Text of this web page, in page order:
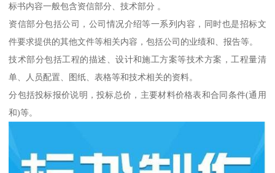
标书内容一般包含资信部分、技术部分 。
资信部分包括公司，公司情况介绍等一系列内容，同时也是招标文
件要求提供的其他文件等相关内容，包括公司的业绩和、报告等。
技术部分包括工程的描述、设计和施工方案等技术方案，工程量清
单、人员配置、图纸、表格等和技术相关的资料。
分包括投标报价说明，投标总价，主要材料价格表和合同条件(通用
和)等。